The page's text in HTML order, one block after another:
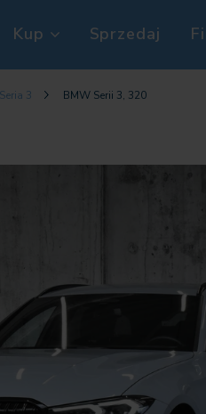
Kup Sprzedaj
Seria 3 BMW Serii 3, 320